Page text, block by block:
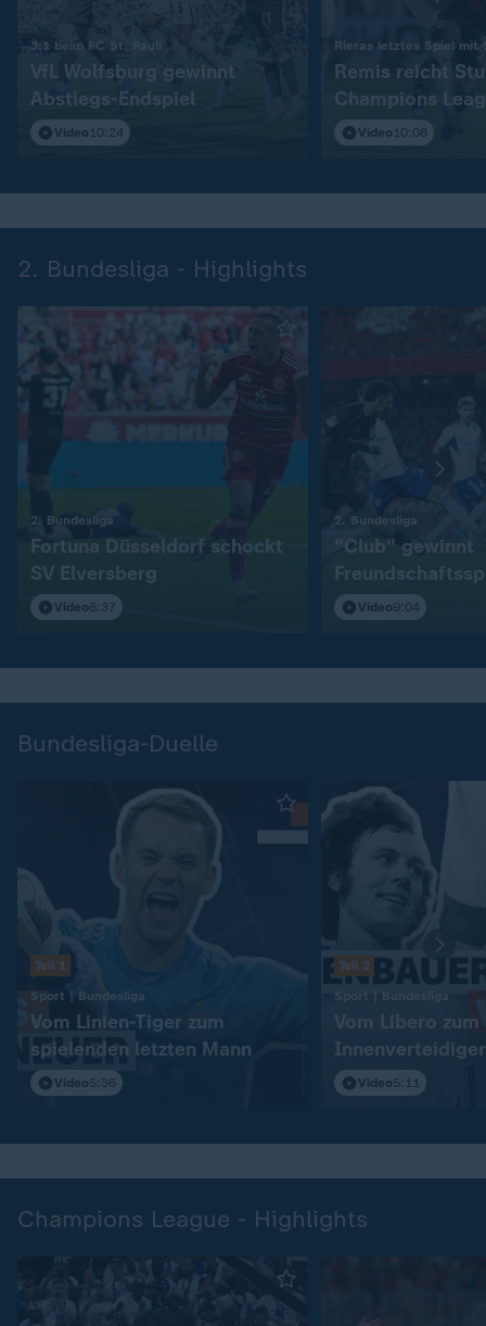
3:1 beim FC St. Pauli
VfL Wolfsburg gewinnt
Abstiegs-Endspiel
Video 10:24
Rieras letztes Spiel mit
Remis reicht
Champions
Video 10:08
2. Bundesliga - Highlights
2. Bundesliga
Fortuna Düsseldorf schockt
SV Elversberg
Video6:37
2. Bundesliga
"Club" gewinnt
S04Video9:04
Bundesliga-Duelle
Teil 1
Sport | Bundesliga
Vom Linien-Tiger zum
spielenden letzten Mann
Video5:36
Teil 2
Sport | Bundesliga
Vom Libero
Innenverteidiger
Video5:11
Champions League - Highlights